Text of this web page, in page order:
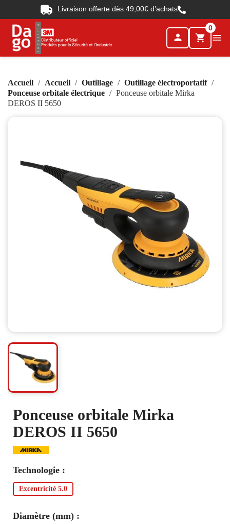
Livraison offerte dès 49,00€ d’achats
person shopping_cart
0

Accueil Accueil Outillage
Outillage électroportatif
Ponceuse orbitale électrique
Ponceuse orbitale Mirka
DEROS II 5650
Ponceuse orbitale Mirka
DEROS II 5650
Technologie :
Excentricité 5.0
Diamètre (mm) :